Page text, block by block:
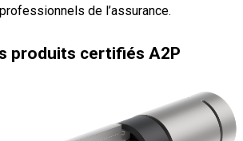
de l’assurance.
produits certifiés A2P